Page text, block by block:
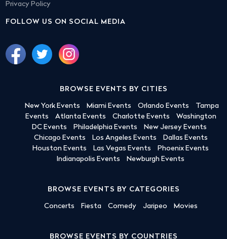
Privacy Policy
FOLLOW US ON SOCIAL MEDIA
BROWSE EVENTS BY CITIES
New York Events Miami Events Orlando Events
Tampa
Events
Atlanta Events Charlotte Events
Washington
DC Events
Philadelphia Events
New Jersey Events
Chicago Events
Los Angeles Events
Dallas Events
Houston Events
Las Vegas Events
Phoenix Events
Indianapolis Events
Newburgh Events
BROWSE EVENTS BY CATEGORIES
Concerts Fiesta Comedy Jaripeo Movies
BROWSE EVENTS BY COUNTRIES